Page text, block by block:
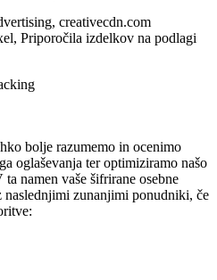
creativecdn.com
Priporočila izdelkov na podlagi
bolje razumemo in ocenimo
oglaševanja ter optimiziramo našo
namen vaše šifrirane osebne
naslednjimi zunanjimi ponudniki, če